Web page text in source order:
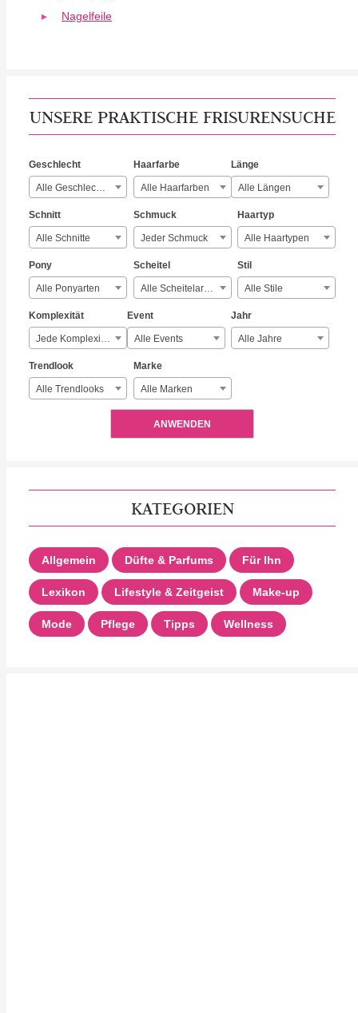
Nagelfeile
UNSERE PRAKTISCHE FRISURENSUCHE
Geschlecht
Alle Geschlechter
Haarfarbe
Alle Haarfarben
Länge
Alle Längen
Schnitt
Alle Schnitte
Schmuck
Jeder Schmuck
Haartyp
Alle Haartypen
Pony
Alle Ponyarten
Scheitel
Alle Scheitelarten
Stil
Alle Stile
Komplexität
Jede Komplexität
Event
Alle Events
Jahr
Alle Jahre
Trendlook
Alle Trendlooks
Marke
Alle Marken
ANWENDEN
KATEGORIEN
Allgemein Düfte & Parfums Für Ihn
Lexikon Lifestyle & Zeitgeist Make-up
Mode Pflege Tipps Wellness